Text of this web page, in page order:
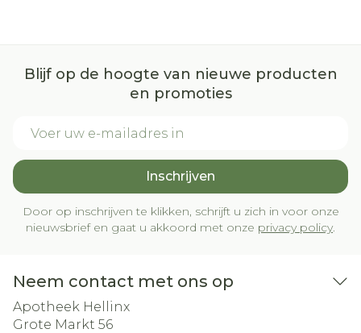
Blijf op de hoogte van nieuwe producten
en promoties
Inschrijven
Door op inschrijven te klikken, schrijft u zich in voor onze
nieuwsbrief en gaat u akkoord met onze privacy policy.
Neem contact met ons op
Apotheek Hellinx
Grote Markt 56